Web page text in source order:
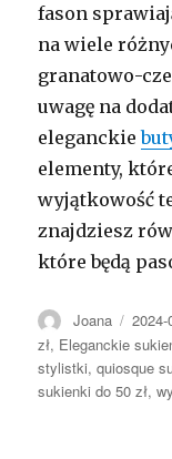
fason
na wiele
granatowo-
uwagę na
eleganckie
elementy,
wyjątkowość
znajdziesz
które będą
Autor
Joana 2024-
zł, Eleganckie
stylistki,quiosque
sukienki do 50 zł,